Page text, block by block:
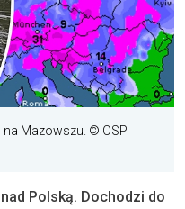
Mazowszu. © OSP
Polską. Dochodzi do